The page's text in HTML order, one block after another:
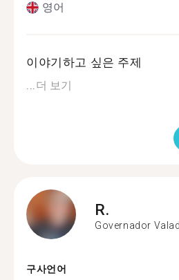
영어
이야기하고 싶은 주제
...더 보기
R.
Governador
구사언어